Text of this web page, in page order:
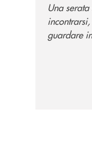
Una
guardare